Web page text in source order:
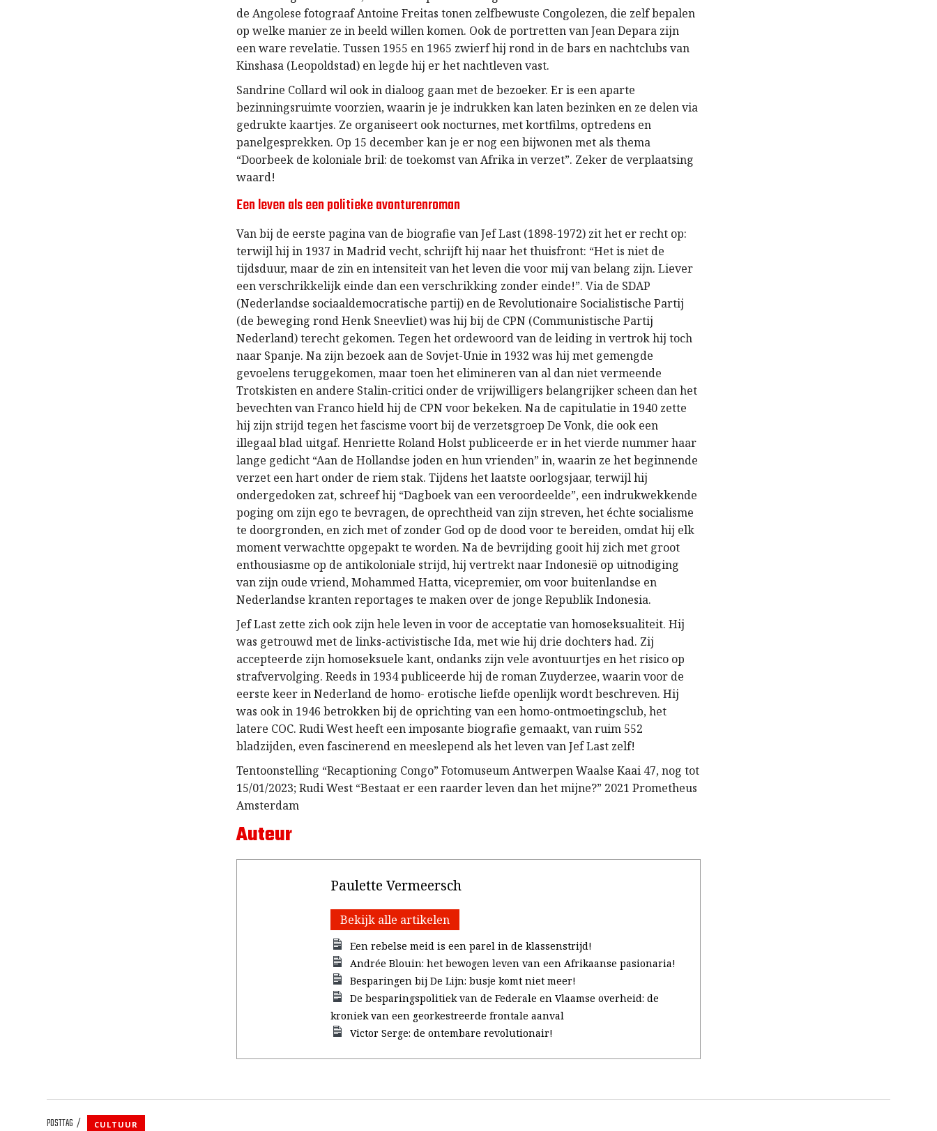
de Angolese fotograaf Antoine Freitas tonen zelfbewuste Congolezen, die zelf bepalen
op welke manier ze in beeld willen komen. Ook de portretten van Jean Depara zijn
een ware revelatie. Tussen 1955 en 1965 zwierf hij rond in de bars en nachtclubs van
Kinshasa (Leopoldstad) en legde hij er het nachtleven vast.
Sandrine Collard wil ook in dialoog gaan met de bezoeker. Er is een aparte
bezinningsruimte voorzien, waarin je je indrukken kan laten bezinken en ze delen via
gedrukte kaartjes. Ze organiseert ook nocturnes, met kortfilms, optredens en
panelgesprekken. Op 15 december kan je er nog een bijwonen met als thema
“Doorbeek de koloniale bril: de toekomst van Afrika in verzet”. Zeker de verplaatsing
waard!
Een leven als een politieke avonturenroman
Van bij de eerste pagina van de biografie van Jef Last (1898-1972) zit het er recht op:
terwijl hij in 1937 in Madrid vecht, schrijft hij naar het thuisfront: “Het is niet de
tijdsduur, maar de zin en intensiteit van het leven die voor mij van belang zijn. Liever
een verschrikkelijk einde dan een verschrikking zonder einde!”. Via de SDAP
(Nederlandse sociaaldemocratische partij) en de Revolutionaire Socialistische Partij
(de beweging rond Henk Sneevliet) was hij bij de CPN (Communistische Partij
Nederland) terecht gekomen. Tegen het ordewoord van de leiding in vertrok hij toch
naar Spanje. Na zijn bezoek aan de Sovjet-Unie in 1932 was hij met gemengde
gevoelens teruggekomen, maar toen het elimineren van al dan niet vermeende
Trotskisten en andere Stalin-critici onder de vrijwilligers belangrijker scheen dan het
bevechten van Franco hield hij de CPN voor bekeken. Na de capitulatie in 1940 zette
hij zijn strijd tegen het fascisme voort bij de verzetsgroep De Vonk, die ook een
illegaal blad uitgaf. Henriette Roland Holst publiceerde er in het vierde nummer haar
lange gedicht “Aan de Hollandse joden en hun vrienden” in, waarin ze het beginnende
verzet een hart onder de riem stak. Tijdens het laatste oorlogsjaar, terwijl hij
ondergedoken zat, schreef hij “Dagboek van een veroordeelde”, een indrukwekkende
poging om zijn ego te bevragen, de oprechtheid van zijn streven, het échte socialisme
te doorgronden, en zich met of zonder God op de dood voor te bereiden, omdat hij elk
moment verwachtte opgepakt te worden. Na de bevrijding gooit hij zich met groot
enthousiasme op de antikoloniale strijd, hij vertrekt naar Indonesië op uitnodiging
van zijn oude vriend, Mohammed Hatta, vicepremier, om voor buitenlandse en
Nederlandse kranten reportages te maken over de jonge Republik Indonesia.
Jef Last zette zich ook zijn hele leven in voor de acceptatie van homoseksualiteit. Hij
was getrouwd met de links-activistische Ida, met wie hij drie dochters had. Zij
accepteerde zijn homoseksuele kant, ondanks zijn vele avontuurtjes en het risico op
strafvervolging. Reeds in 1934 publiceerde hij de roman Zuyderzee, waarin voor de
eerste keer in Nederland de homo- erotische liefde openlijk wordt beschreven. Hij
was ook in 1946 betrokken bij de oprichting van een homo-ontmoetingsclub, het
latere COC. Rudi West heeft een imposante biografie gemaakt, van ruim 552
bladzijden, even fascinerend en meeslepend als het leven van Jef Last zelf!
Tentoonstelling “Recaptioning Congo” Fotomuseum Antwerpen Waalse Kaai 47, nog tot
15/01/2023; Rudi West “Bestaat er een raarder leven dan het mijne?” 2021 Prometheus
Amsterdam
Auteur
Paulette Vermeersch
Bekijk alle artikelen
Een rebelse meid is een parel in de klassenstrijd!
Andrée Blouin: het bewogen leven van een Afrikaanse pasionaria!
Besparingen bij De Lijn: busje komt niet meer!
De besparingspolitiek van de Federale en Vlaamse overheid: de
kroniek van een georkestreerde frontale aanval
Victor Serge: de ontembare revolutionair!
POSTTAG CULTUUR